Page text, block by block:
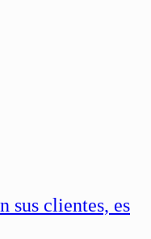
sus clientes, es